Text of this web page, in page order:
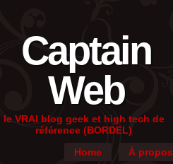
Captain
Web
le VRAI blog geek et high tech de
référence (BORDEL)
Home
À propos